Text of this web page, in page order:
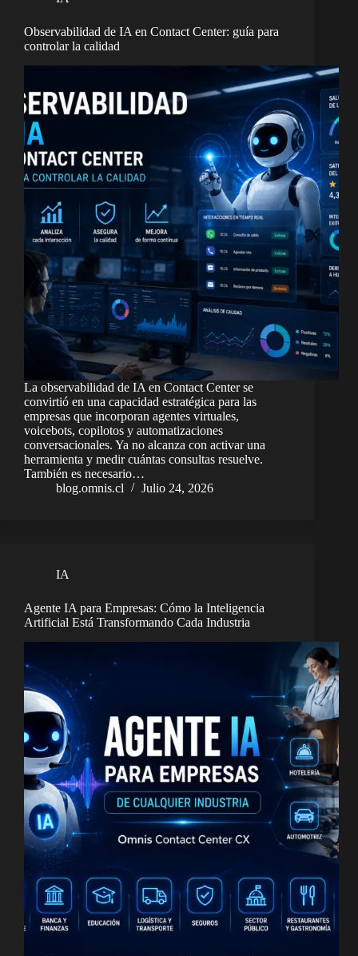
Observabilidad de IA en Contact Center: guía para
controlar la calidad
La observabilidad de IA en Contact Center se
convirtió en una capacidad estratégica para las
empresas que incorporan agentes virtuales,
voicebots, copilotos y automatizaciones
conversacionales. Ya no alcanza con activar una
herramienta y medir cuántas consultas resuelve.
También es necesario…
blog.omnis.cl
Julio 24, 2026
IA
Agente IA para Empresas: Cómo la Inteligencia
Artificial Está Transformando Cada Industria